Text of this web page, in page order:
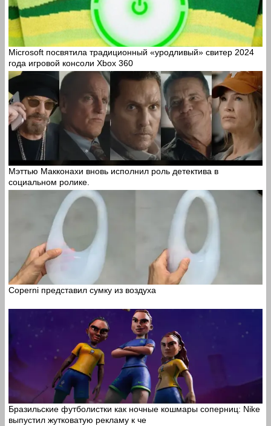
Microsoft посвятила традиционный «уродливый» свитер 2024
года игровой консоли Xbox 360
Мэттью Макконахи вновь исполнил роль детектива в
социальном ролике.
Coperni представил сумку из воздуха
Бразильские футболистки как ночные кошмары соперниц: Nike
выпустил жутковатую рекламу к че